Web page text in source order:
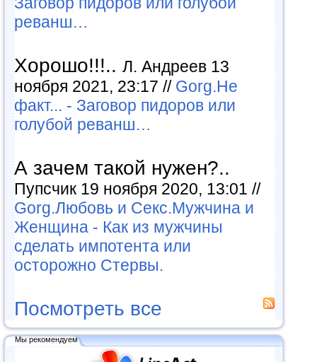
реванш…
Хорошо!!!.. Л. Андреев 13
ноября 2021, 23:17 // Gorg.Не
факт... - Заговор пидоров или
голубой реванш…
А зачем такой нужен?..
Пупсчик 19 ноября 2020, 13:01 //
Gorg.Любовь и Секс.Мужчина и
Женщина - Как из мужчины
сделать импотента или
осторожно Стервы.
Посмотреть все
Мы рекомендуем